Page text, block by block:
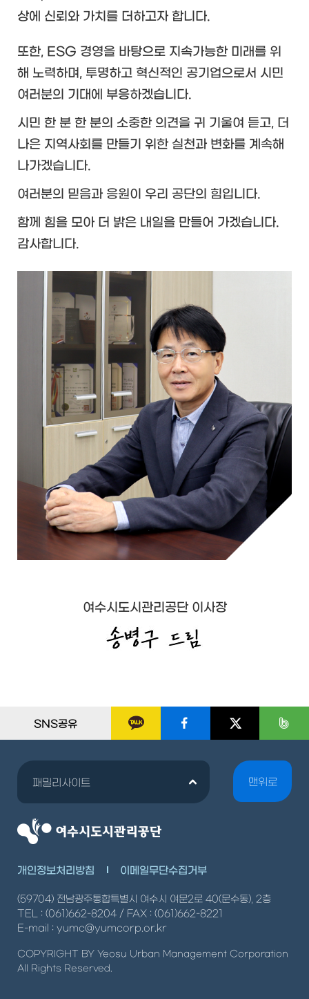
상에 신뢰와 가치를 더하고자 합니다.
또한, ESG 경영을 바탕으로 지속가능한 미래를 위
해 노력하며, 투명하고 혁신적인 공기업으로서 시민
여러분의 기대에 부응하겠습니다.
시민 한 분 한 분의 소중한 의견을 귀 기울여 듣고, 더
나은 지역사회를 만들기 위한 실천과 변화를 계속해
나가겠습니다.
여러분의 믿음과 응원이 우리 공단의 힘입니다.
함께 힘을 모아 더 밝은 내일을 만들어 가겠습니다.
감사합니다.
여수시도시관리공단 이사장
SNS공유
패밀리사이트
개인정보처리방침 이메일무단수집거부
(59704) 전남광주통합특별시 여수시 여문2로 40(문수동), 2층
TEL : (061)662-8204 / FAX : (061)662-8221
E-mail : yumc@yumcorp.or.kr
COPYRIGHT BY Yeosu Urban Management Corporation
All Rights Reserved.
맨위로